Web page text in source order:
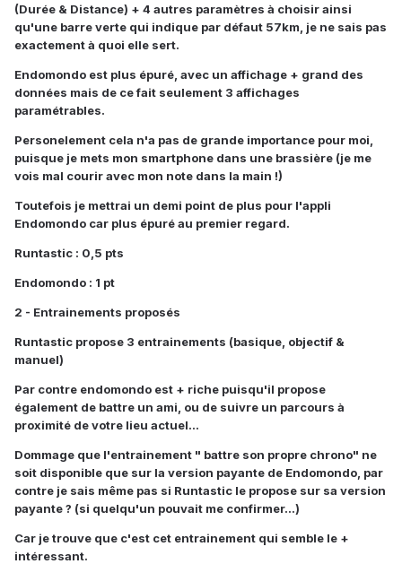
(Durée & Distance) + 4 autres paramètres à choisir ainsi
qu'une barre verte qui indique par défaut 57km, je ne sais pas
exactement à quoi elle sert.
Endomondo est plus épuré, avec un affichage + grand des
données mais de ce fait seulement 3 affichages
paramétrables.
Personelement cela n'a pas de grande importance pour moi,
puisque je mets mon smartphone dans une brassière (je me
vois mal courir avec mon note dans la main !)
Toutefois je mettrai un demi point de plus pour l'appli
Endomondo car plus épuré au premier regard.
Runtastic : 0,5 pts
Endomondo : 1 pt
2 - Entrainements proposés
Runtastic propose 3 entrainements (basique, objectif &
manuel)
Par contre endomondo est + riche puisqu'il propose
également de battre un ami, ou de suivre un parcours à
proximité de votre lieu actuel...
Dommage que l'entrainement " battre son propre chrono" ne
soit disponible que sur la version payante de Endomondo, par
contre je sais même pas si Runtastic le propose sur sa version
payante ? (si quelqu'un pouvait me confirmer...)
Car je trouve que c'est cet entrainement qui semble le +
intéressant.